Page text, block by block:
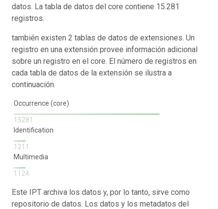
datos. La tabla de datos del core contiene 15.281
registros.
también existen 2 tablas de datos de extensiones. Un
registro en una extensión provee información adicional
sobre un registro en el core. El número de registros en
cada tabla de datos de la extensión se ilustra a
continuación.
Occurrence (core)
15281
Identification
1211
Multimedia
1124
Este IPT archiva los datos y, por lo tanto, sirve como
repositorio de datos. Los datos y los metadatos del